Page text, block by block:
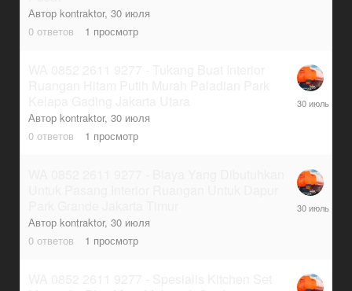
Автор kontraktor, 30 июля
0 ответов 1 просмотр
Автор kontraktor, 30 июля
0 ответов 1 просмотр
30
июля
Автор kontraktor, 30 июля
0 ответов 1 просмотр
30
июля